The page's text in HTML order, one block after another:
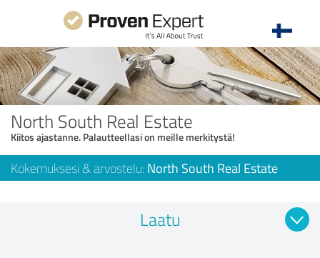
North South Real Estate
Kiitos ajastanne. Palautteellasi on meille merkitystä!
Kokemuksesi & arvostelu: North South Real Estate
Laatu